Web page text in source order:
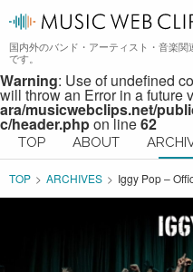
国内外のバンド・アーティスト・音楽
です。
Warning: Use of undefined
will throw an Error in a future
ara/musicwebclips.net/
c/header.phpon line62
TOP ABOUT
TOP ARCHIVES Iggy Pop –